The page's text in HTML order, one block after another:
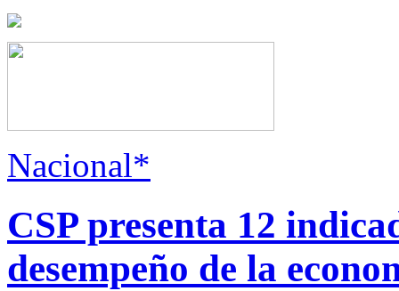
Nacional*
CSP presenta 12
desempeño de la